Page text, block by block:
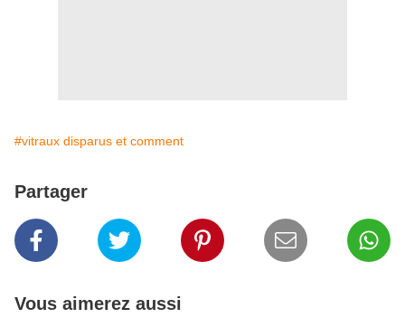
#vitraux disparus et comment
Partager
Vous aimerez aussi